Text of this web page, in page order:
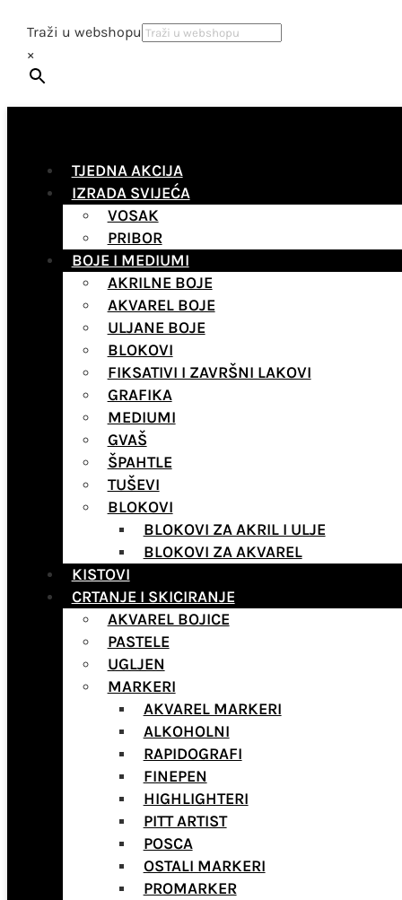
Traži u webshopu
×
TJEDNA AKCIJA
IZRADA SVIJEĆA
VOSAK
PRIBOR
BOJE I MEDIUMI
AKRILNE BOJE
AKVAREL BOJE
ULJANE BOJE
BLOKOVI
FIKSATIVI I ZAVRŠNI LAKOVI
GRAFIKA
MEDIUMI
GVAŠ
ŠPAHTLE
TUŠEVI
BLOKOVI
BLOKOVI ZA AKRIL I ULJE
BLOKOVI ZA AKVAREL
KISTOVI
CRTANJE I SKICIRANJE
AKVAREL BOJICE
PASTELE
UGLJEN
MARKERI
AKVAREL MARKERI
ALKOHOLNI
RAPIDOGRAFI
FINEPEN
HIGHLIGHTERI
PITT ARTIST
POSCA
OSTALI MARKERI
PROMARKER